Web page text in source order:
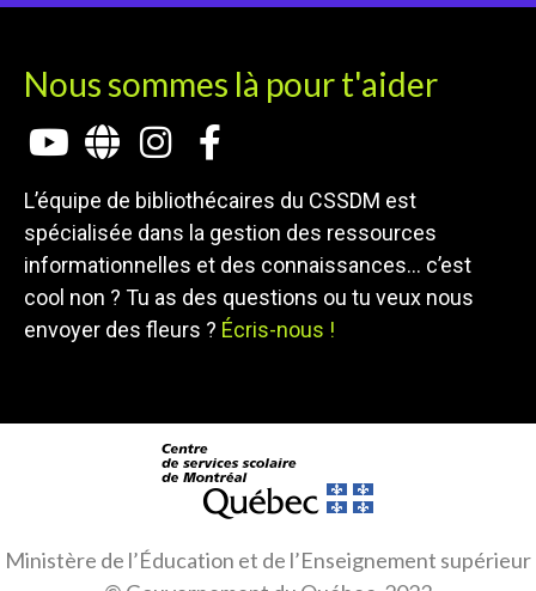
Nous sommes là pour t'aider
L’équipe de bibliothécaires du CSSDM est
spécialisée dans la gestion des ressources
informationnelles et des connaissances… c’est
cool non ? Tu as des questions ou tu veux nous
envoyer des fleurs ? Écris-nous !
Ministère de l’Éducation et de l’Enseignement supérieur